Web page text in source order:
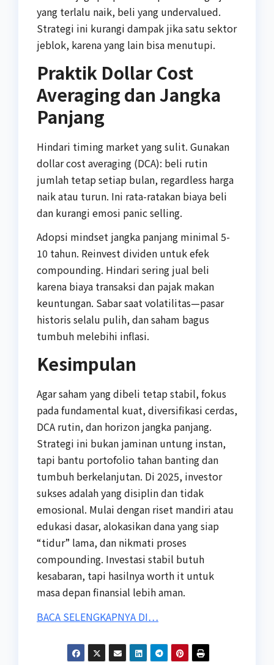
yang terlalu naik, beli yang undervalued.
Strategi ini kurangi dampak jika satu sektor
jeblok, karena yang lain bisa menutupi.
Praktik Dollar Cost
Averaging dan Jangka
Panjang
Hindari timing market yang sulit. Gunakan
dollar cost averaging (DCA): beli rutin
jumlah tetap setiap bulan, regardless harga
naik atau turun. Ini rata-ratakan biaya beli
dan kurangi emosi panic selling.
Adopsi mindset jangka panjang minimal 5-
10 tahun. Reinvest dividen untuk efek
compounding. Hindari sering jual beli
karena biaya transaksi dan pajak makan
keuntungan. Sabar saat volatilitas—pasar
historis selalu pulih, dan saham bagus
tumbuh melebihi inflasi.
Kesimpulan
Agar saham yang dibeli tetap stabil, fokus
pada fundamental kuat, diversifikasi cerdas,
DCA rutin, dan horizon jangka panjang.
Strategi ini bukan jaminan untung instan,
tapi bantu portofolio tahan banting dan
tumbuh berkelanjutan. Di 2025, investor
sukses adalah yang disiplin dan tidak
emosional. Mulai dengan riset mandiri atau
edukasi dasar, alokasikan dana yang siap
“tidur” lama, dan nikmati proses
compounding. Investasi stabil butuh
kesabaran, tapi hasilnya worth it untuk
masa depan finansial lebih aman.
BACA SELENGKAPNYA DI…